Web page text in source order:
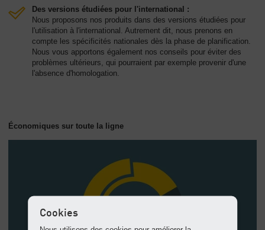
Des versions étudiées pour l'international :
Nous proposons nos produits dans des versions étudiées pour
l'utilisation à l'international. Autrement dit, nous prenons en
compte les spécificités nationales dès la phase de planification.
Nous vous apportons également nos conseils pour éviter des
problèmes ultérieurs, qui pourraient par exemple provenir d'une
l'absence d'homologation.
Économiques sur toute la ligne
Cookies